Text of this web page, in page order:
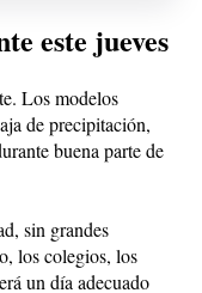
este jueves
Los modelos
de precipitación,
buena parte de
sin grandes
los colegios, los
un día adecuado